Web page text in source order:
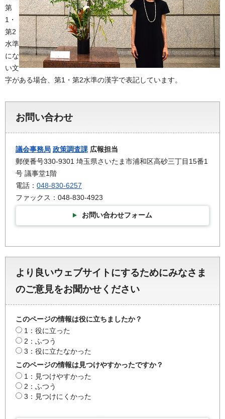
第
1・
第2
水準
にな
い文
字がある場合、第1・第2水準の漢字で表記しています。
お問い合わせ
議会事務局 政策調査課 広報担当
郵便番号330-9301 埼玉県さいたま市浦和区高砂三丁目15番1
号 議事堂1階
電話： 048-830-6257
ファックス：048-830-4923
お問い合わせフォーム
より良いウェブサイトにするためにみなさま
のご意見をお聞かせください
このページの情報は役に立ちましたか？
1：役に立った
2：ふつう
3：役に立たなかった
このページの情報は見つけやすかったですか？
1：見つけやすかった
2：ふつう
3：見つけにくかった